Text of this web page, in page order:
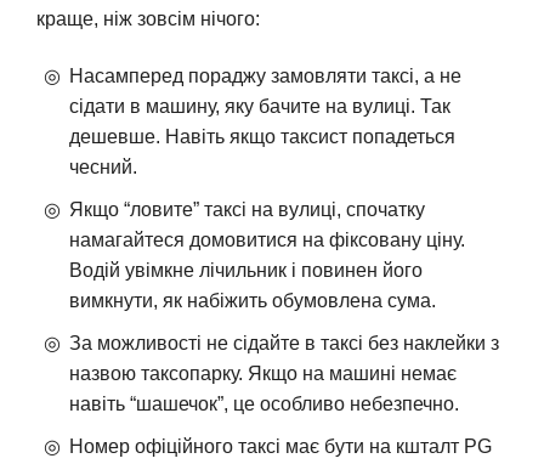
краще, ніж зовсім нічого:
Насамперед пораджу замовляти таксі, а не
сідати в машину, яку бачите на вулиці. Так
дешевше. Навіть якщо таксист попадеться
чесний.
Якщо “ловите” таксі на вулиці, спочатку
намагайтеся домовитися на фіксовану ціну.
Водій увімкне лічильник і повинен його
вимкнути, як набіжить обумовлена сума.
За можливості не сідайте в таксі без наклейки з
назвою таксопарку. Якщо на машині немає
навіть “шашечок”, це особливо небезпечно.
Номер офіційного таксі має бути на кшталт PG